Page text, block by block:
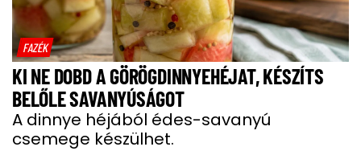
FAZÉK
KI NE DOBD A GÖRÖGDINNYEHÉJAT, KÉSZÍTS
BELŐLE SAVANYÚSÁGOT
A dinnye héjából édes-savanyú
csemege készülhet.